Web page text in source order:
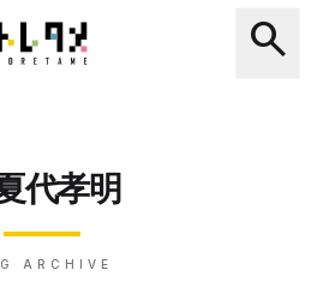
search
代孝明
ARCHIVE